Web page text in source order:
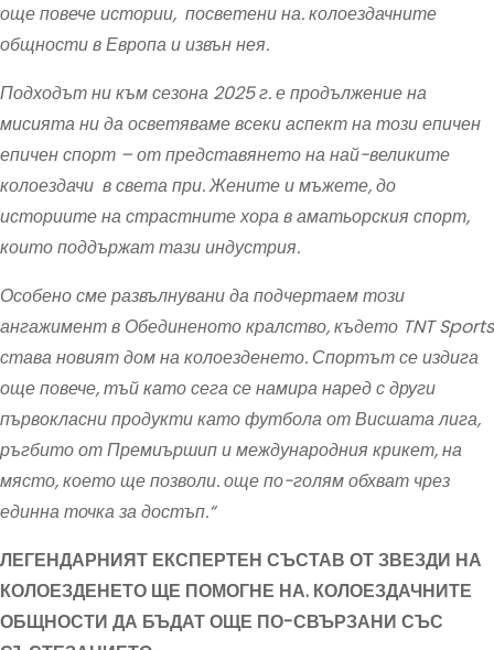
още повече истории, посветени на. колоездачните
общности в Европа и извън нея.
Подходът ни към сезона 2025 г. е продължение на
мисията ни да осветяваме всеки аспект на този епичен
епичен спорт – от представянето на най-великите
колоездачи в света при. Жените и мъжете, до
историите на страстните хора в аматьорския спорт,
които поддържат тази индустрия.
Особено сме развълнувани да подчертаем този
ангажимент в Обединеното кралство, където TNT Sports
става новият дом на колоезденето. Спортът се издига
още повече, тъй като сега се намира наред с други
първокласни продуктикато футбола от Висшата лига,
ръгбито от Премиършип и международния крикет, на
място, което ще позволи. още по-голям обхват чрез
единна точка за достъп.“
ЛЕГЕНДАРНИЯТ ЕКСПЕРТЕН СЪСТАВ ОТ ЗВЕЗДИ НА
КОЛОЕЗДЕНЕТО ЩЕ ПОМОГНЕ НА. КОЛОЕЗДАЧНИТЕ
ОБЩНОСТИ ДА БЪДАТ ОЩЕ ПО-СВЪРЗАНИ СЪС